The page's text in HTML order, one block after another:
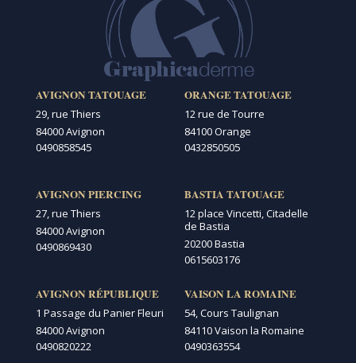
AVIGNON TATOUAGE
29, rue Thiers
84000 Avignon
0490858545
AVIGNON PIERCING
27, rue Thiers
84000 Avignon
0490869430
AVIGNON RÉPUBLIQUE
1 Passage du Panier Fleuri
84000 Avignon
0490820222
ORANGE TATOUAGE
12 rue de Tourre
84100 Orange
0432850505
BASTIA TATOUAGE
12 place Vincetti, Citadelle
de Bastia
20200 Bastia
0615603176
VAISON LA ROMAINE
54, Cours Taulignan
84110 Vaison la Romaine
0490363554